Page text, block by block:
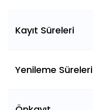
Kayıt Süreleri
Yenileme Süreleri